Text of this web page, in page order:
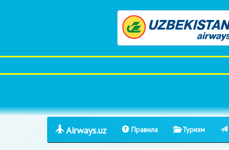
Airways.uz Правила Туризм